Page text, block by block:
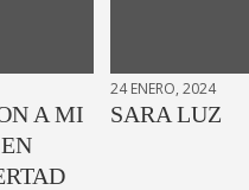
A MI
24 ENERO, 2024
SARA LUZ